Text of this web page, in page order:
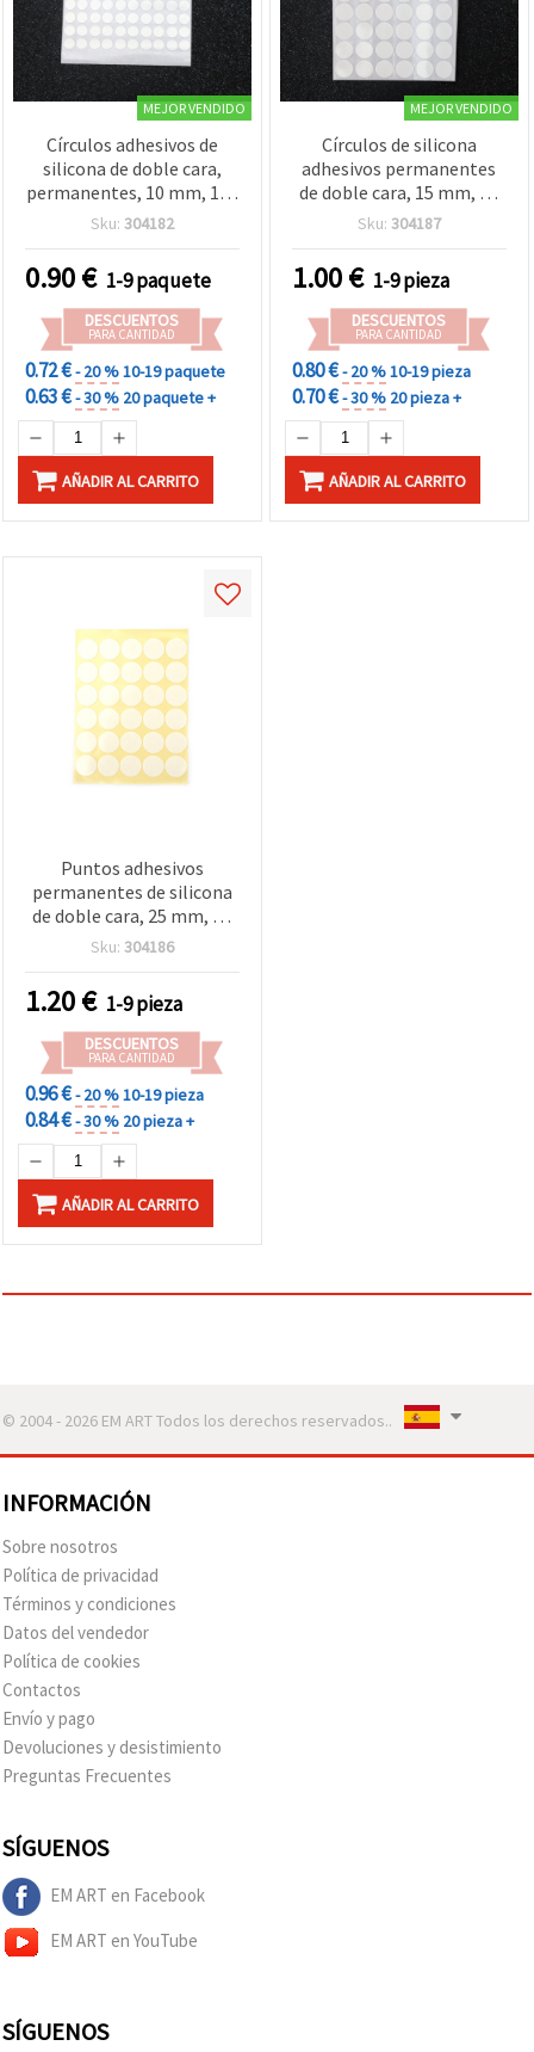
MEJOR VENDIDO
Círculos adhesivos de
silicona de doble cara,
permanentes, 10 mm, 100
uds - 1 hoja
Sku: 304182
0.90€ 1-9 paquete
DESCUENTOS
PARA CANTIDAD
0.72 €- 20 %10-19 paquete
0.63 €- 30 % 20 paquete +
AÑADIR AL CARRITO
MEJOR VENDIDO
Círculos de silicona
adhesivos permanentes
de doble cara, 15 mm, 60
uds - 1 hoja
Sku: 304187
1.00€ 1-9 pieza
DESCUENTOS
PARA CANTIDAD
0.80 €- 20 %10-19 pieza
0.70 €- 30 % 20 pieza +
AÑADIR AL CARRITO
Puntos adhesivos
permanentes de silicona
de doble cara, 25 mm, 30
uds - 1 hoja, para
scrapbooking
Sku: 304186
1.20€ 1-9 pieza
DESCUENTOS
PARA CANTIDAD
0.96 €- 20 %10-19 pieza
0.84 €- 30 % 20 pieza +
AÑADIR AL CARRITO
© 2004 - 2026 EM ART Todos los derechos reservados..
INFORMACIÓN
Sobre nosotros
Política de privacidad
Términos y condiciones
Datos del vendedor
Política de cookies
Contactos
Envío y pago
Devoluciones y desistimiento
Preguntas Frecuentes
SÍGUENOS
EM ART en Facebook
EM ART en YouTube
SÍGUENOS